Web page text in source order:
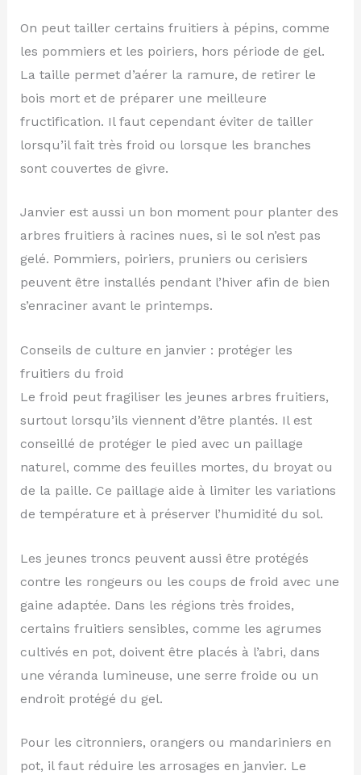
On peut tailler certains fruitiers à pépins, comme
les pommiers et les poiriers, hors période de gel.
La taille permet d’aérer la ramure, de retirer le
bois mort et de préparer une meilleure
fructification. Il faut cependant éviter de tailler
lorsqu’il fait très froid ou lorsque les branches
sont couvertes de givre.
Janvier est aussi un bon moment pour planter des
arbres fruitiers à racines nues, si le sol n’est pas
gelé. Pommiers, poiriers, pruniers ou cerisiers
peuvent être installés pendant l’hiver afin de bien
s’enraciner avant le printemps.
Conseils de culture en janvier : protéger les
fruitiers du froid
Le froid peut fragiliser les jeunes arbres fruitiers,
surtout lorsqu’ils viennent d’être plantés. Il est
conseillé de protéger le pied avec un paillage
naturel, comme des feuilles mortes, du broyat ou
de la paille. Ce paillage aide à limiter les variations
de température et à préserver l’humidité du sol.
Les jeunes troncs peuvent aussi être protégés
contre les rongeurs ou les coups de froid avec une
gaine adaptée. Dans les régions très froides,
certains fruitiers sensibles, comme les agrumes
cultivés en pot, doivent être placés à l’abri, dans
une véranda lumineuse, une serre froide ou un
endroit protégé du gel.
Pour les citronniers, orangers ou mandariniers en
pot, il faut réduire les arrosages en janvier. Le